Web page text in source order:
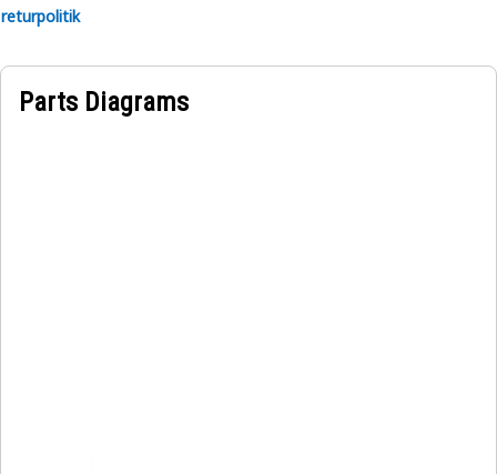
returpolitik
Parts Diagrams